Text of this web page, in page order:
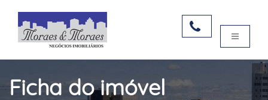
Ficha do imóvel